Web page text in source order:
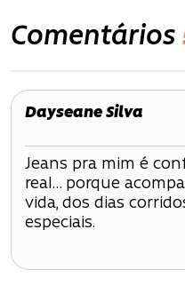
v
e
g
a
ç
ã
o
d
Comentários
Dayseane Silva
Jeans pra mim é
real… porque
vida, dos dias
especiais.